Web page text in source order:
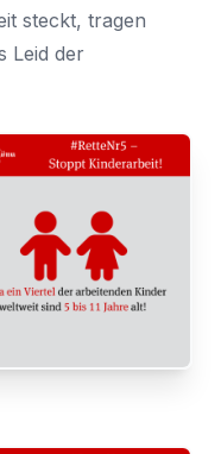
steckt, tragen
Leid der